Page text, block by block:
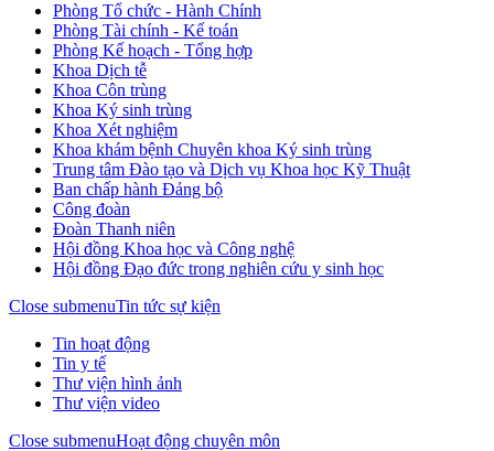
Phòng Tổ chức - Hành Chính
Phòng Tài chính - Kế toán
Phòng Kế hoạch - Tổng hợp
Khoa Dịch tễ
Khoa Côn trùng
Khoa Ký sinh trùng
Khoa Xét nghiệm
Khoa khám bệnh Chuyên khoa Ký sinh trùng
Trung tâm Đào tạo và Dịch vụ Khoa học Kỹ Thuật
Ban chấp hành Đảng bộ
Công đoàn
Đoàn Thanh niên
Hội đồng Khoa học và Công nghệ
Hội đồng Đạo đức trong nghiên cứu y sinh học
Close submenuTin tức sự kiện
Tin hoạt động
Tin y tế
Thư viện hình ảnh
Thư viện video
Close submenuHoạt động chuyên môn